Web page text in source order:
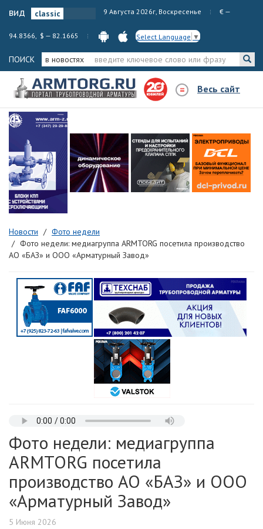
вид 9 Августа 2026г, Воскресенье € —
94.8366, $ — 82.1665 Select Language ▼
ПОИСК в новостях
Весь сайт
Новости
Фото недели
Фото недели: медиагруппа ARMTORG посетила производство
АО «БАЗ» и ООО «Арматурный Завод»
Фото недели: медиагруппа
ARMTORG посетила
производство АО «БАЗ» и ООО
«Арматурный Завод»
5 Июня 2026